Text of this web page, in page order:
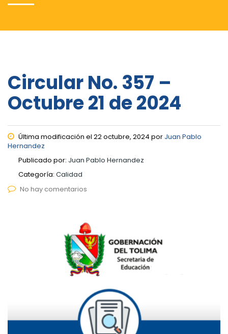
Circular No. 357 –
Octubre 21 de 2024
Última modificación el 22 octubre, 2024 por Juan Pablo
Hernandez
Publicado por: Juan Pablo Hernandez
Categoría: Calidad
No hay comentarios